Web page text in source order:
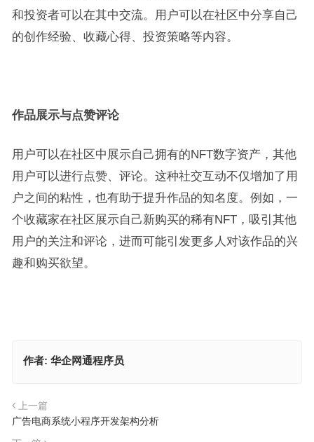
和投资者可以在其中交流。用户可以在社区中分享自己
的创作经验、收藏心得、投资策略等内容。
作品展示与点赞评论
用户可以在社区中展示自己拥有的NFT数字资产，其他
用户可以进行点赞、评论。这种社交互动不仅增加了用
户之间的粘性，也有助于提升作品的知名度。例如，一
个收藏家在社区展示自己新购买的稀有NFT，吸引其他
用户的关注和评论，进而可能引发更多人对该作品的兴
趣和购买欲望。
作者: 华企网通程序员
上一篇
⼴告电商系统小程序开发架构分析